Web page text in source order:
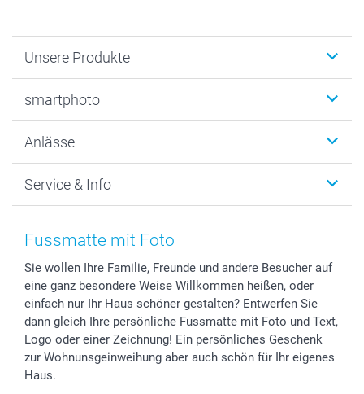
Unsere Produkte
Fotogeschenke
MyNameBook
Fotoabzüge, Fotos als Buch & Poster
Zubehör & Material
Sticker & Etiketten
Geschenk-Gutscheine (PDF)
smartphoto
Warum smartphoto
Datenschutz
AGB
Presse
Partnerprogramme
Investor Relations
B2B smartbusiness
Widerrufsrecht
Anlässe
Neujahr
Muttertag
Kommunion & Konfirmation
Hochzeit
Geburtstag
Geburt
Zu allen Anlässen
Service & Info
Anmelden /Registrieren
Lieferfristen
72h Lieferung
Zahlungsmöglichkeiten
Sitemap
Status der Bestellung
smartfriends
Fussmatte mit Foto
Sie wollen Ihre Familie, Freunde und andere Besucher auf
eine ganz besondere Weise Willkommen heißen, oder
einfach nur Ihr Haus schöner gestalten? Entwerfen Sie
dann gleich Ihre persönliche Fussmatte mit Foto und Text,
Logo oder einer Zeichnung! Ein persönliches Geschenk
zur Wohnunsgeinweihung aber auch schön für Ihr eigenes
Haus.